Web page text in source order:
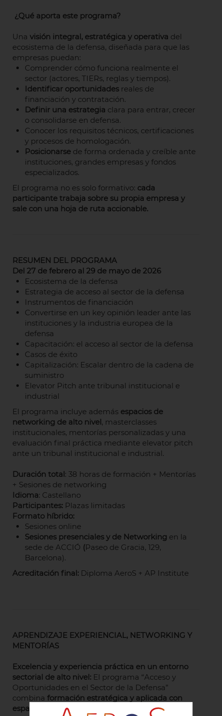
¿Qué aporta este programa?
Unavisión integral, estratégica y operativa del
ecosistema de la defensa, diseñada para que las
empresas puedan:
Comprender cómo funciona realmente el
sector (actores, TIERs, reglas y tiempos).
Identificar oportunidades reales de
financiación y contratación.
Definir una estrategia clara para entrar, crecer
o consolidarse en defensa.
Conocer los requisitos técnicos, certificaciones
y procesos de homologación.
Posicionarse de forma ordenada y creíble ante
instituciones, grandes empresas y fondos
especializados.
El programa no es solo formativo: cada
participante trabaja sobre su propia empresa y
sale con una hoja de ruta accionable.
RESUMEN DEL PROGRAMA
Del 27 de febrero al 29 de mayo de 2026
Ecosistema de la defensa
Estrategia de acceso al sector de la defensa
Instrumentos de financiación
Convertirse en un key opinión leader ante las
instituciones y la industria europea de la
defensa
Capacitación: el acceso al sector de la defensa
Casos de éxito
Capitalización: Escalar dentro de la cadena de
suministro
Elevator Pitch ante tribunal institucional e
industrial
El programa incluye además espacios de
networking de alto nivel, masterclasses
institucionales, mentorías personalizadas y una
evaluación final práctica mediante elevator pitch
ante un tribunal institucional e industrial.
Duración total: 38 horas de formación + Mentorías
+ Sesiones de networking
Idioma: Castellano
Participantes: Plazas limitadas
Formato híbrido:
Sesiones online
Sesiones presenciales y de Networking en la
sede de ACCIÓ (Paseo de Gracia, 129,
Barcelona).
Acreditación final: Diploma AeroS + AP Institute
APRENDIZAJE EXPERIENCIAL, NETWORKING Y
MENTORÍAS
Excelencia y experiencia práctica en un entorno
sectorial de alto nivel: El programa “Acceso y
Oportunidades en el Sector de la Defensa”
combinaformación estratégica y aplicada con
espacios de networking y relación profesional